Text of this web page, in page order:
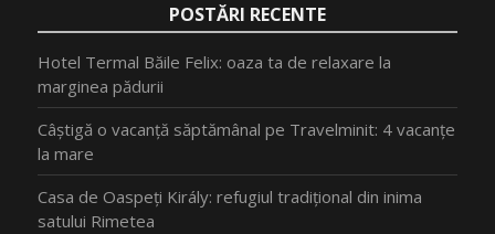
POSTĂRI RECENTE
Hotel Termal Băile Felix: oaza ta de relaxare la
marginea pădurii
Câștigă o vacanță săptămânal pe Travelminit: 4 vacanțe
la mare
Casa de Oaspeți Király: refugiul tradițional din inima
satului Rimetea